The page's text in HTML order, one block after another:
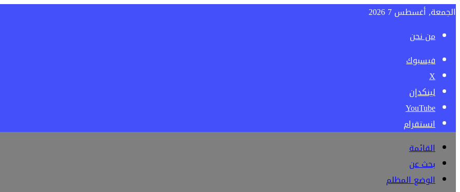
الجمعة, أغسطس 7 2026
من نحن
فيسبوك
‫X
لينكدإن
‫YouTube
انستقرام
القائمة
بحث عن
الوضع المظلم